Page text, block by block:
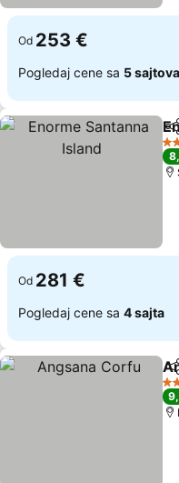
Od 253 €
Pogledaj cene sa 5 sajtova
5
Od 281 €
Pogledaj cene sa 4 sajta
5